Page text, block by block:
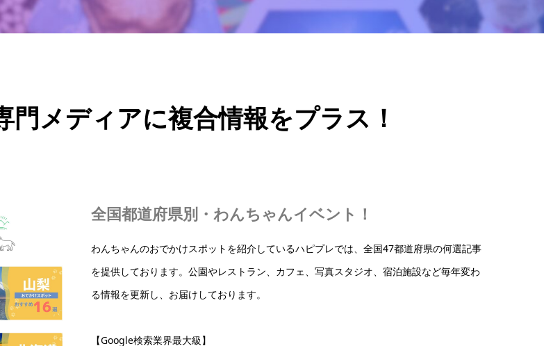
メディアに複合情報をプラス！
全国都道府県別・わんちゃんイベント！
わんちゃんのおでかけスポットを紹介しているハピプレでは、全国47都道府県の何選記事
を提供しております。公園やレストラン、カフェ、写真スタジオ、宿泊施設など毎年変わ
る情報を更新し、お届けしております。
【Google検索業界最大級】